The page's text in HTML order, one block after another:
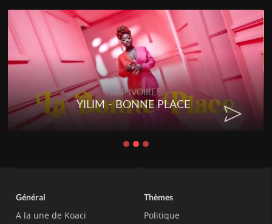
RAP IVOIRE
YILIM - BONNE PLACE
Général
A la une de Koaci
Thèmes
Politique